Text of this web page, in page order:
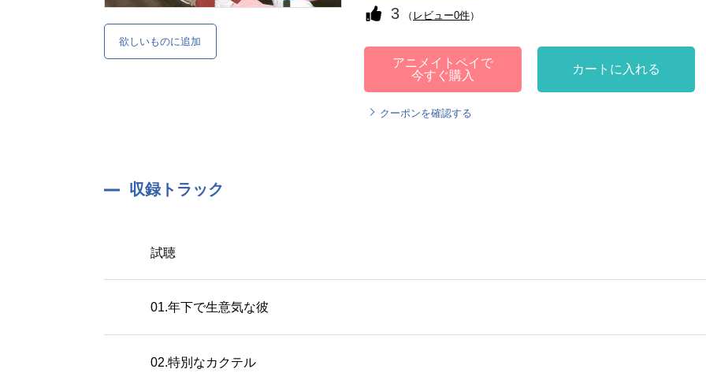
欲しいものに追加
3 （ レビュー0件）
アニメイトペイで
今すぐ購入
カートに入れる
クーポンを確認する
収録トラック
試聴
01.年下で生意気な彼
02.特別なカクテル